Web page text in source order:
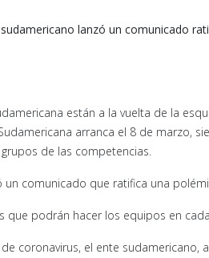
lanzó un comunicado
están a la vuelta de la
arranca el 8 de marzo,
de las competencias.
un comunicado que ratifica una
que podrán hacer los equipos en
coronavirus, el ente sudamericano,